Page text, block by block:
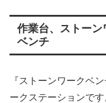
作業台、ストーン
ベンチ
『ストーンワークベ
ークステーションで